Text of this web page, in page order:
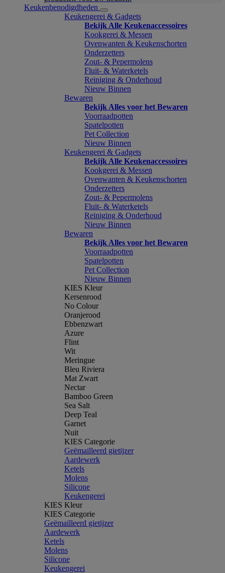
Keukenbenodigdheden
Keukengerei & Gadgets
Bekijk Alle Keukenaccessoires
Kookgerei & Messen
Ovenwanten & Keukenschorten
Onderzetters
Zout- & Pepermolens
Fluit- & Waterketels
Reiniging & Onderhoud
Nieuw Binnen
Bewaren
Bekijk Alles voor het Bewaren
Voorraadpotten
Spatelpotten
Pet Collection
Nieuw Binnen
Keukengerei & Gadgets
Bekijk Alle Keukenaccessoires
Kookgerei & Messen
Ovenwanten & Keukenschorten
Onderzetters
Zout- & Pepermolens
Fluit- & Waterketels
Reiniging & Onderhoud
Nieuw Binnen
Bewaren
Bekijk Alles voor het Bewaren
Voorraadpotten
Spatelpotten
Pet Collection
Nieuw Binnen
KIES Kleur
Kersenrood
No Colour
Oranjerood
Ebbenzwart
Azure
Flint
Wit
Meringue
Bleu Riviera
Mat Zwart
Nectar
Bamboo Green
Sea Salt
Deep Teal
Garnet
Nuit
KIES Categorie
Geëmailleerd gietijzer
Aardewerk
Ketels
Molens
Silicone
Keukengerei
KIES Kleur
KIES Categorie
Geëmailleerd gietijzer
Aardewerk
Ketels
Molens
Silicone
Keukengerei